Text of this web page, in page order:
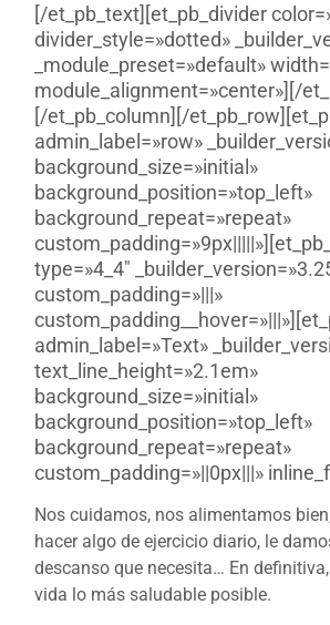
[/et_pb_text][et_pb_divider
divider_style=»dotted»
_module_preset=»default»
module_alignment=»center»][/
[/et_pb_column][/
admin_label=»row»
background_size=»initial»
background_position=»top_left»
background_repeat=»repeat»
type=»4_4″
custom_padding=»|||»
admin_label=»Text»
text_line_height=»2.1em»
background_size=»initial»
background_position=»top_left»
background_repeat=»repeat»
custom_padding=»||0px|||»
Nos cuidamos, nos alimentamos
hacer algo de ejercicio diario, le
descanso que necesita… En
vida lo más saludable posible.